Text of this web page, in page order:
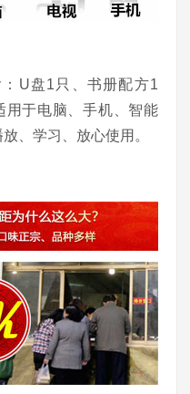
U盘1只、书册配方1
用于电脑、手机、智能
、学习、放心使用。